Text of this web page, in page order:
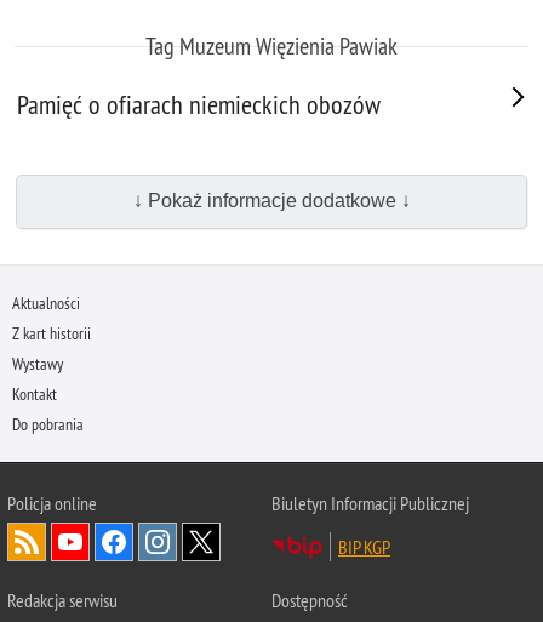
Tag Muzeum Więzienia Pawiak
Pamięć o ofiarach niemieckich obozów
↓ Pokaż informacje dodatkowe ↓
Aktualności
Z kart historii
Wystawy
Kontakt
Do pobrania
Policjaonline
Biuletyn Informacji Publicznej
BIP KGP
Redakcja serwisu Dostępność